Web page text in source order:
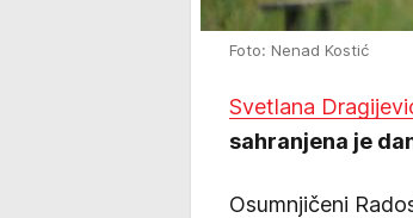
Foto: Nenad Kostić
Svetlana
sahranjena je
Osumnjičeni